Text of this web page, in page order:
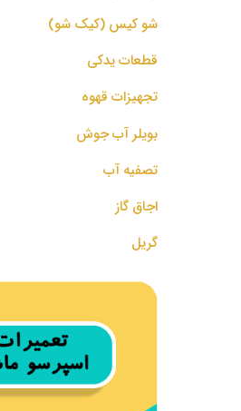
شو کیس (کیک شو)
قطعات یدکی
تجهیزات قهوه
بویلر آب جوش
تصفیه آب
اجاق گاز
گریل